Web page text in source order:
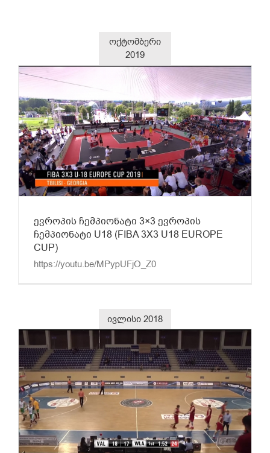
ოქტომბერი
2019
ევროპის ჩემპიონატი 3×3 ევროპის
ჩემპიონატი U18 (FIBA 3X3 U18 EUROPE
CUP)
https://youtu.be/MPypUFjO_Z0
ივლისი 2018